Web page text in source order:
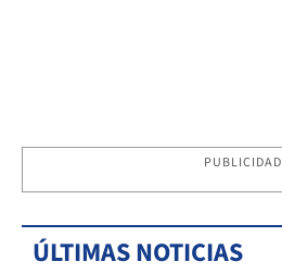
PUBLICIDAD
ÚLTIMAS NOTICIAS